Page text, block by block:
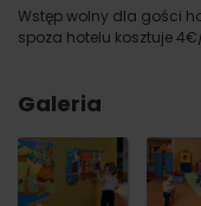
Wstęp wolny dla gości
spoza hotelu kosztuje
Galeria